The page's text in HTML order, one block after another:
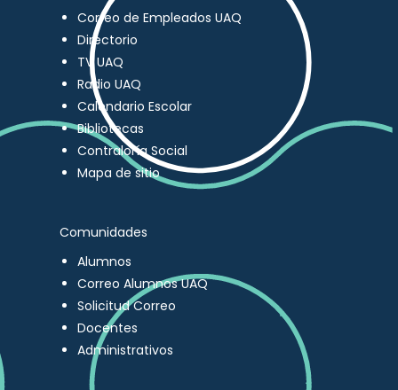
Correo de Empleados UAQ
Directorio
TV UAQ
Radio UAQ
Calendario Escolar
Bibliotecas
Contraloría Social
Mapa de sitio
Comunidades
Alumnos
Correo Alumnos UAQ
Solicitud Correo
Docentes
Administrativos